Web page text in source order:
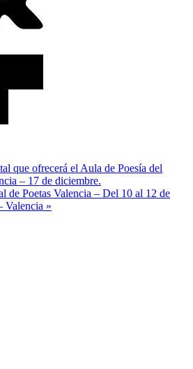
que ofrecerá el Aula de Poesía del
– 17 de diciembre.
de Poetas Valencia – Del 10 al 12 de
Valencia »